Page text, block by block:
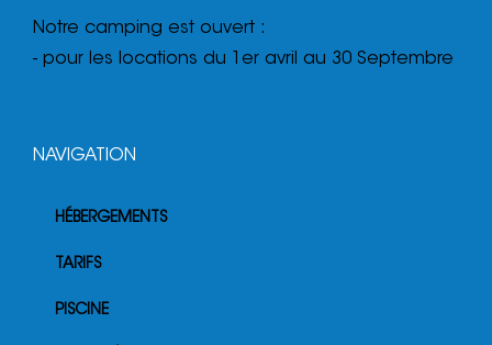
Notre camping est ouvert :
- pour les locations du 1er avril au 30 Septembre
NAVIGATION
HÉBERGEMENTS
TARIFS
PISCINE